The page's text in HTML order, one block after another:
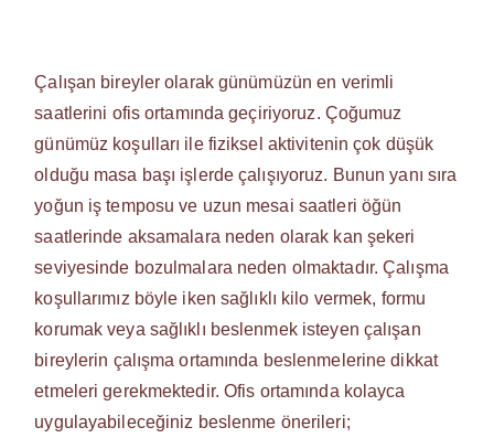
Çalışan bireyler olarak günümüzün en verimli
saatlerini ofis ortamında geçiriyoruz. Çoğumuz
günümüz koşulları ile fiziksel aktivitenin çok düşük
olduğu masa başı işlerde çalışıyoruz. Bunun yanı sıra
yoğun iş temposu ve uzun mesai saatleri öğün
saatlerinde aksamalara neden olarak kan şekeri
seviyesinde bozulmalara neden olmaktadır. Çalışma
koşullarımız böyle iken sağlıklı kilo vermek, formu
korumak veya sağlıklı beslenmek isteyen çalışan
bireylerin çalışma ortamında beslenmelerine dikkat
etmeleri gerekmektedir. Ofis ortamında kolayca
uygulayabileceğiniz beslenme önerileri;